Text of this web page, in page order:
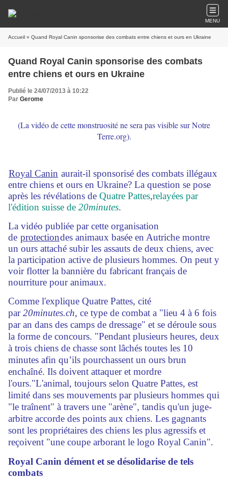
MENU
Accueil » Quand Royal Canin sponsorise des combats entre chiens et ours en Ukraine
Quand Royal Canin sponsorise des combats
entre chiens et ours en Ukraine
Publié le 24/07/2013 à 10:22
Par Gerome
(La vidéo de cette monstruosité ne sera pas visible sur Notre
Terre.org).
Royal Canin aurait-il sponsorisé des combats illégaux
entre chiens et ours en Ukraine? La question se pose
après les révélations de Quatre Pattes,relayées par
l'édition suisse de 20minutes.
La vidéo publiée par cette organisation
de protectiondes animaux basée en Autriche montre
un ours attaché subir les assauts de deux chiens, avec
la participation active de plusieurs hommes. On peut y
voir flotter la bannière du fabricant français de
nourriture pour animaux.
Comme l'explique Quatre Pattes, cité
par20minutes.ch, ce type de combat a "lieu 4 à 6 fois
par an dans des camps de dressage" et se déroule sous
la forme de concours. "Pendant plusieurs heures, deux
à trois chiens de chasse sont lâchés toutes les 10
minutes afin qu’ils pourchassent un ours brun
enchaîné. Ils doivent attaquer et mordre
l'ours."L'animal, toujours selon Quatre Pattes, est
limité dans ses mouvements par plusieurs hommes qui
"le traînent" à travers une "arène", tandis qu'un juge-
arbitre accorde des points aux chiens. Les gagnants
sont les propriétaires des chiens les plus agressifs et
reçoivent "une coupe arborant le logo Royal Canin".
Royal Canin dément et se désolidarise de tels
combats